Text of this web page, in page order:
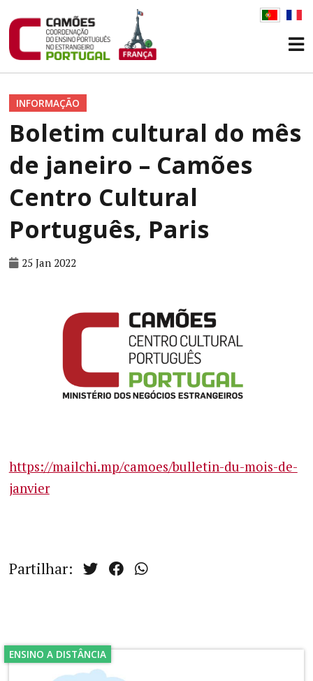
INFORMAÇÃO
Boletim cultural do mês
de janeiro – Camões
Centro Cultural
Português, Paris
25 Jan 2022
https://mailchi.mp/camoes/bulletin-du-mois-de-
janvier
Partilhar:
ENSINO A DISTÂNCIA